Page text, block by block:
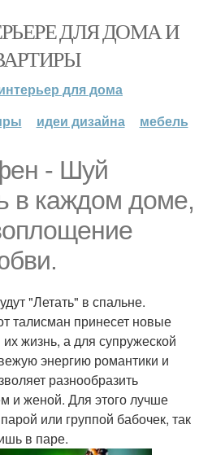
ДЛЯ ДОМА И
для дома
идеи дизайна мебель
- Шуй
в каждом доме,
"Летать" в спальне.
талисман принесет новые
жизнь, а для супружеской
энергию романтики и
разнообразить
и женой. Для этого лучше
или группой бабочек, так
в паре.